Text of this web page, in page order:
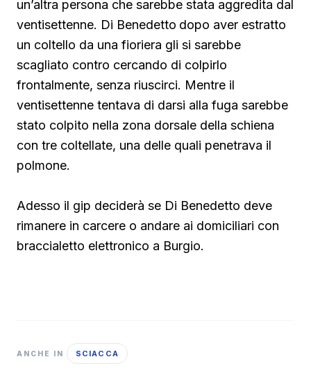
un’altra persona che sarebbe stata aggredita dal
ventisettenne. Di Benedetto dopo aver estratto
un coltello da una fioriera gli si sarebbe
scagliato contro cercando di colpirlo
frontalmente, senza riuscirci. Mentre il
ventisettenne tentava di darsi alla fuga sarebbe
stato colpito nella zona dorsale della schiena
con tre coltellate, una delle quali penetrava il
polmone.
Adesso il gip deciderà se Di Benedetto deve
rimanere in carcere o andare ai domiciliari con
braccialetto elettronico a Burgio.
ANCHE IN SCIACCA